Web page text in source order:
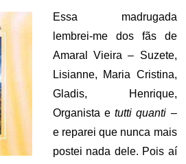
Essa madrugada
lembrei-me dos fãs de
Amaral Vieira – Suzete,
Lisianne, Maria Cristina,
Gladis, Henrique,
Organista etutti quanti –
e reparei que nunca mais
postei nada dele. Pois aí